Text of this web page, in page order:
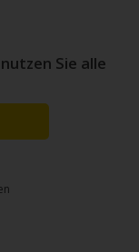
Sie alle